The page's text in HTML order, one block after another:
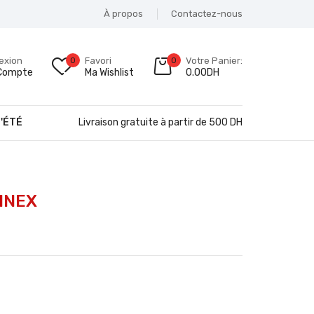
À propos Contactez-nous
0 Favori
Ma Wishlist
0 Votre Panier:
0.00DH
Livraison gratuite à partir de 500 DH